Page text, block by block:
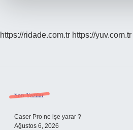
https://ridade.com.tr https://yuv.com.tr
Sidebar
Son Yazılar
Caser Pro ne işe yarar ?
Ağustos 6, 2026